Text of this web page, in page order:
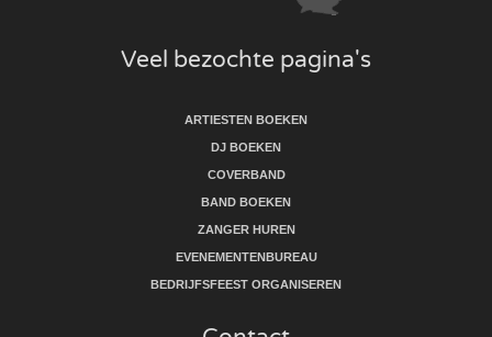
Veel bezochte pagina's
ARTIESTEN BOEKEN
DJ BOEKEN
COVERBAND
BAND BOEKEN
ZANGER HUREN
EVENEMENTENBUREAU
BEDRIJFSFEEST ORGANISEREN